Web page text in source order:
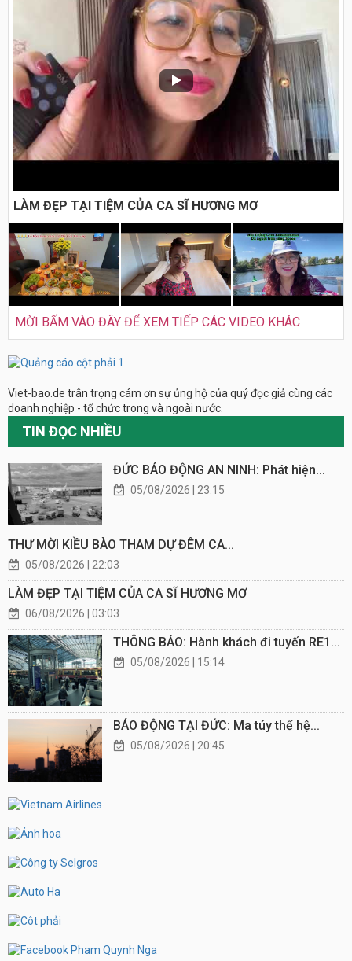
LÀM ĐẸP TẠI TIỆM CỦA CA SĨ HƯƠNG MƠ
MỜI BẤM VÀO ĐÂY ĐỂ XEM TIẾP CÁC VIDEO KHÁC
Viet-bao.de trân trọng cám ơn sự ủng hộ của quý đọc giả cùng các
doanh nghiệp - tổ chức trong và ngoài nước.
TIN ĐỌC NHIỀU
ĐỨC BÁO ĐỘNG AN NINH: Phát hiện...
05/08/2026 | 23:15
THƯ MỜI KIỀU BÀO THAM DỰ ĐÊM CA...
05/08/2026 | 22:03
LÀM ĐẸP TẠI TIỆM CỦA CA SĨ HƯƠNG MƠ
06/08/2026 | 03:03
THÔNG BÁO: Hành khách đi tuyến RE1...
05/08/2026 | 15:14
BÁO ĐỘNG TẠI ĐỨC: Ma túy thế hệ...
05/08/2026 | 20:45